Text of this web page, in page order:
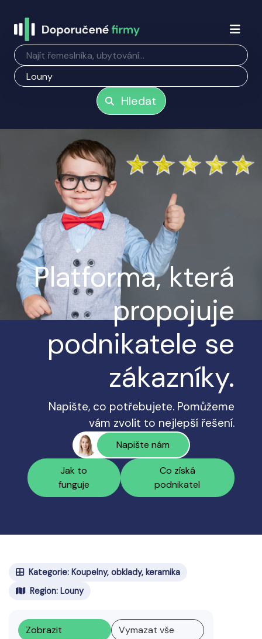
Hledat
Platforma, která
propojuje
podnikatele se
zákazníky.
Napište, co potřebujete. Pomůžeme
vám zvolit to nejlepší řešení.
Napište nám
Jak to
funguje
Co získá
podnikatel
Kategorie: Koupelny, obklady, keramika
Region: Louny
Zobrazit Vymazat vše